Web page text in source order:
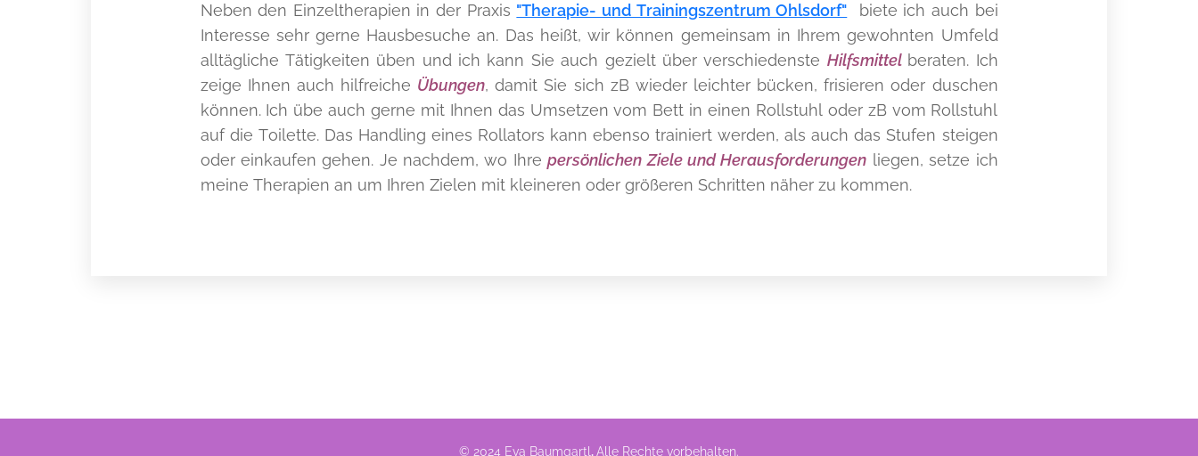
Neben den Einzeltherapien in der Praxis "Therapie- und Trainingszentrum Ohlsdorf" biete ich auch bei
Interesse sehr gerne Hausbesuche an. Das heißt, wir können gemeinsam in Ihrem gewohnten Umfeld
alltägliche Tätigkeiten üben und ich kann Sie auch gezielt über verschiedenste Hilfsmittel beraten. Ich
zeige Ihnen auch hilfreiche Übungen, damit Sie sich zB wieder leichter bücken, frisieren oder duschen
können. Ich übe auch gerne mit Ihnen das Umsetzen vom Bett in einen Rollstuhl oder zB vom Rollstuhl
auf die Toilette. Das Handling eines Rollators kann ebenso trainiert werden, als auch das Stufen steigen
oder einkaufen gehen. Je nachdem, wo Ihrepersönlichen Ziele und Herausforderungen liegen, setze ich
meine Therapien an um Ihren Zielen mit kleineren oder größeren Schritten näher zu kommen.
© 2024 Eva Baumgartl .Alle Rechte vorbehalten.